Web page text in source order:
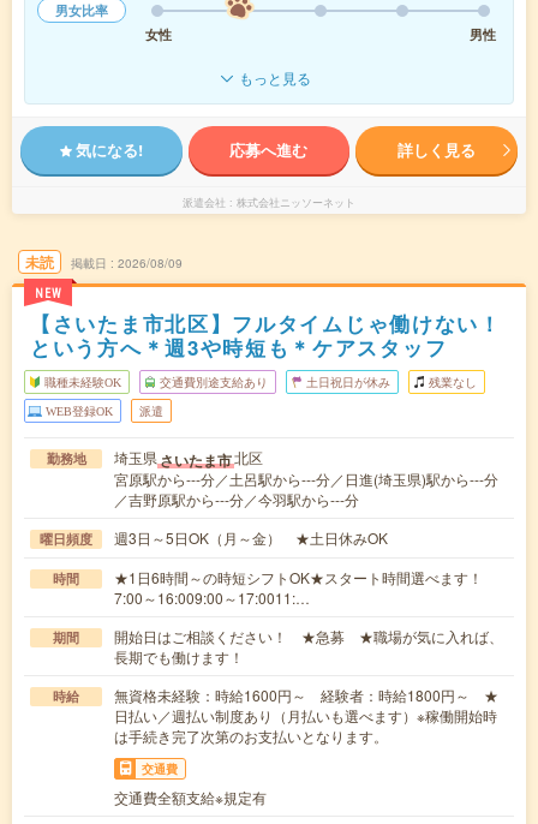
男女比率
女性
男性
もっと見る
気になる! 応募へ進む 詳しく見る
派遣会社 株式会社ニッソーネット
未読
NEW
掲載日 2026/08/09
【さいたま市北区】フルタイムじゃ働けない！
という方へ＊週3や時短も＊ケアスタッフ
職種未経験OK 交通費別途支給あり 土日祝日が休み 残業なし
WEB登録OK 派遣
勤務地 埼玉県さいたま市北区
宮原駅から---分／土呂駅から---分／日進(埼玉県)駅から---分
／吉野原駅から---分／今羽駅から---分
曜日頻度 週3日～5日OK（月～金） ★土日休みOK
時間
★1日6時間～の時短シフトOK★スタート時間選べます！
7:00～16:009:00～17:0011:…
期間
開始日はご相談ください！ ★急募 ★職場が気に入れば、
長期でも働けます！
時給
無資格未経験：時給1600円～ 経験者：時給1800円～ ★
日払い／週払い制度あり（月払いも選べます）※稼働開始時
は手続き完了次第のお支払いとなります。
交通費
交通費全額支給※規定有